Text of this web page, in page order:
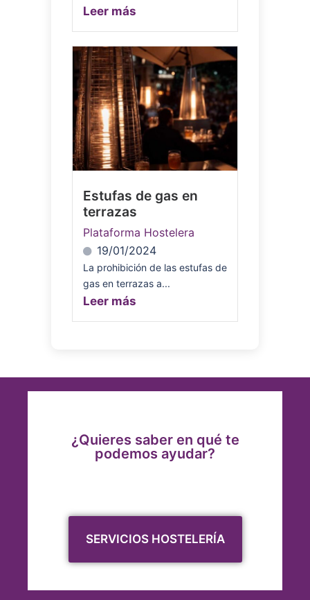
Leer más
Estufas de gas en
terrazas
Plataforma Hostelera
19/01/2024
La prohibición de las estufas de
gas en terrazas a...
Leer más
¿Quieres saber en qué te
podemos ayudar?
SERVICIOS HOSTELERÍA